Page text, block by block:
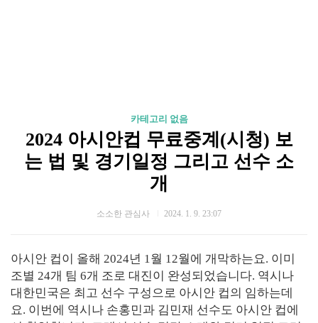
카테고리 없음
2024 아시안컵 무료중계(시청) 보
는 법 및 경기일정 그리고 선수 소
개
소소한 관심사 2024. 1. 9. 23:07
아시안 컵이 올해 2024년 1월 12월에 개막하는요. 이미
조별 24개 팀 6개 조로 대진이 완성되었습니다. 역시나
대한민국은 최고 선수 구성으로 아시안 컵의 임하는데
요. 이번에 역시나 손홍민과 김민재 선수도 아시안 컵에